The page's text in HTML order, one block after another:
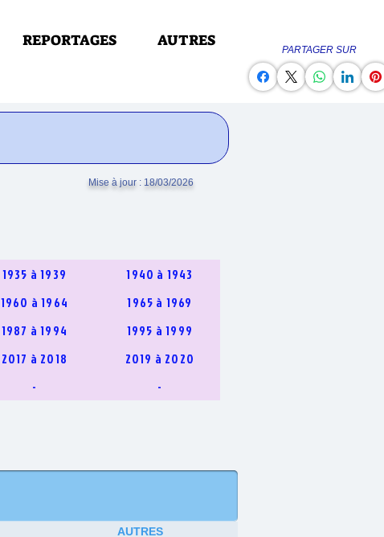
REPORTAGES AUTRES PARTAGER SUR
Mise à jour : 18/03/2026
1935 à 1939
1960 à 1964
1987 à 1994
2017 à 2018
-
1940 à 1943
1965 à 1969
1995 à 1999
2019 à 2020
-
AUTRES